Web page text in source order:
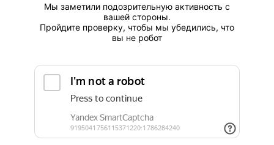
Мы заметили подозрительную активность с
вашей стороны.
Пройдите проверку, чтобы мы убедились, что
вы не робот